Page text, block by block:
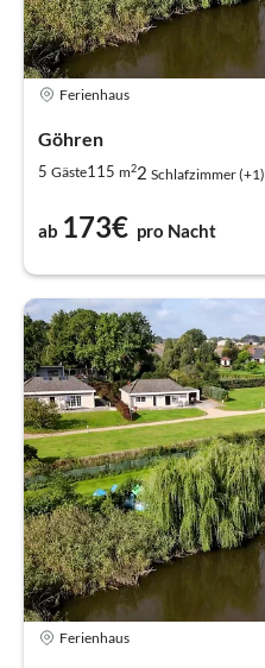
Ferienhaus
Göhren
5 Gäste115 m22 Schlafzimmer (+1)
ab 173€ pro Nacht
Ferienhaus